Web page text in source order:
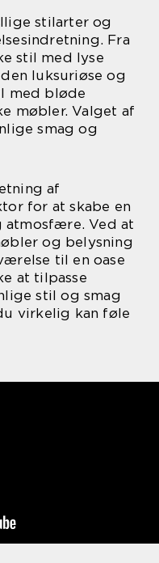
stilarter og
Fra
stil med lyse
luksuriøse og
med bløde
møbler. Valget af
smag og
af
for at skabe en
atmosfære. Ved at
og belysning
til en oase
at tilpasse
stil og smag
virkelig kan føle